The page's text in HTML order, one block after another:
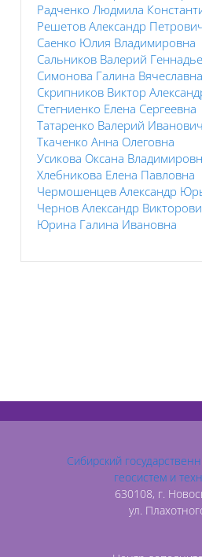
Радченко Людмила
Решетов Александр
Саенко Юлия Владимировна
Сальников Валерий
Симонова Галина Вячеславна
Скрипников Виктор
Стегниенко Елена Сергеевна
Татаренко Валерий Иванович
Ткаченко Анна Олеговна
Усикова Оксана
Хлебникова Елена Павловна
Чермошенцев Александр
Чернов Александр
Юрина Галина Ивановна
Сибирский
геосистем и
630108, г.
ул.